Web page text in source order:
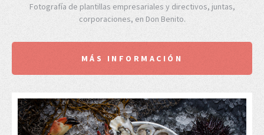
Fotografía de plantillas empresariales y directivos, juntas,
corporaciones, en Don Benito.
MÁS INFORMACIÓN